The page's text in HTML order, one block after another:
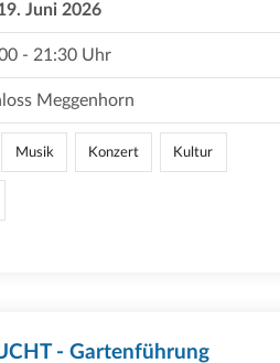
Juni 2026
- 21:30 Uhr
Meggenhorn
Musik Konzert Kultur
- Gartenführung